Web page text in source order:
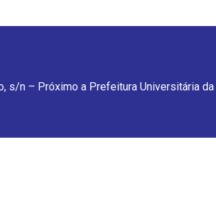
s/n – Próximo a Prefeitura Universitária